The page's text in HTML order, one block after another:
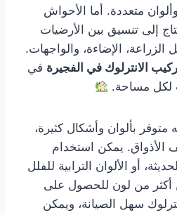
متعددة. أما الأحواش
إلى تنسيق بين الأرضيات
الإضاءة، والواجهات.
الانترلوك في الفجيرة في
لكل مساحة.
متوفر بألوان وأشكال كثيرة،
الأذواق. يمكن استخدام
أو الألوان الترابية للفلل
أكثر من لون للحصول على
سهل الصيانة، ويمكن